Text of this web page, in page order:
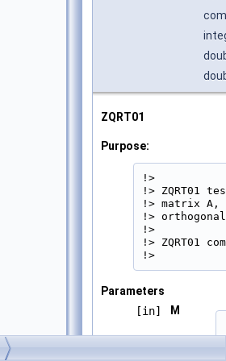
ZQRT01
Purpose:
!>
!> ZQRT01
!> matrix A,
!>
!>
!> ZQRT01
!>
Parameters
[in]
M